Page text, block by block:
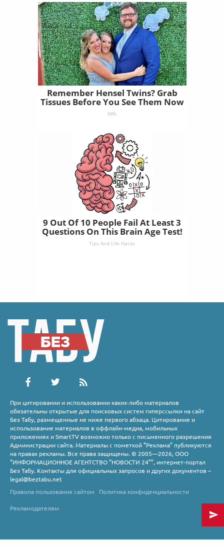
Remember Hensel Twins? Grab
Tissues Before You See Them Now
Mfh
9 Out Of 10 People Fail At Least 3
Questions On This Brain Age Test!
Tips And Life Hacks
При цитировании и использовании каких-либо материалов
обязательны открытые для поисковых систем гиперссылки на сайт
Без Табу, размещенные не ниже первого абзаца. Цитирование и
использование материалов в оффлайн-медиа, мобильных
приложениях и SmartTV возможно только с письменного разрешения
Администрации сайта. Материалы с пометкой “Реклама” публикуются
на правах рекламы. Все права защищены. © 2005—2026, ООО
“ИНФОРМАЦИОННОЕ АГЕНТСТВО “НОВОСТИ 24””, интернет-портал
Без Табу. Контакты для официальных запросов и других документов –
legal@beztabu.net
Правила пользования сайтом
Политика конфиденциальности
Рекламодателям